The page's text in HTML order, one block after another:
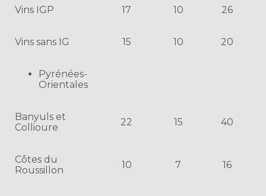
Vins IGP 17 10 26
Vins sans IG 15 10 20
Pyrénées-
Orientales
Banyuls et
Collioure
22 15 40
Côtes du
Roussillon
10 7 16